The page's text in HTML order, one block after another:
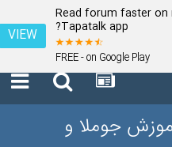
Read forum faster
Tapatalk app?
FREE - on Google Play
VIEW
جوملا و